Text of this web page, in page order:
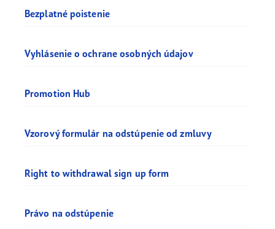
Bezplatné poistenie
Vyhlásenie o ochrane osobných údajov
Promotion Hub
Vzorový formulár na odstúpenie od zmluvy
Right to withdrawal sign up form
Právo na odstúpenie